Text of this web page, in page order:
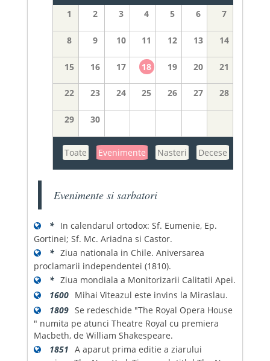
1 2 3 4 5 6 7
8 9 10 11 12 13 14
15 16 17 18 19 20 21
22 23 24 25 26 27 28
29 30
Toate Evenimente Nasteri Decese
Evenimente si sarbatori
* In calendarul ortodox: Sf. Eumenie, Ep.
Gortinei; Sf. Mc. Ariadna si Castor.
* Ziua nationala in Chile. Aniversarea
proclamarii independentei (1810).
* Ziua mondiala a Monitorizarii Calitatii Apei.
1600 Mihai Viteazul este invins la Miraslau.
1809 Se redeschide "The Royal Opera House
" numita pe atunci Theatre Royal cu premiera
Macbeth, de William Shakespeare.
1851 A aparut prima editie a ziarului